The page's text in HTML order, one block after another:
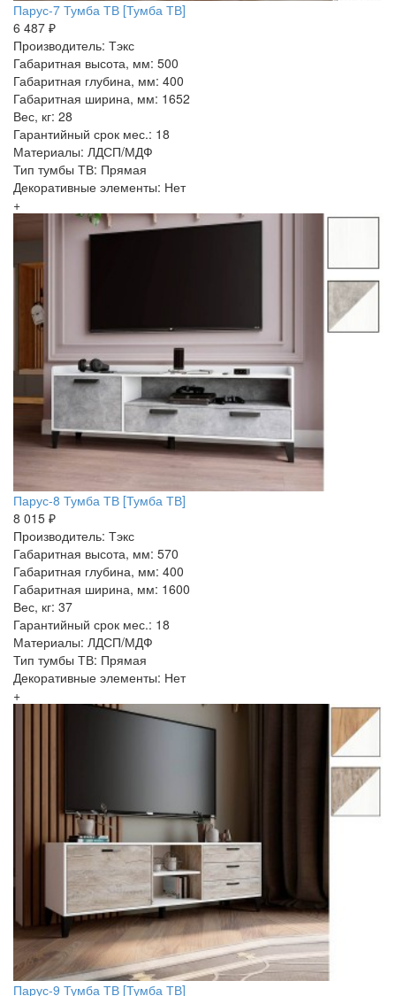
Парус-7 Тумба ТВ [Тумба ТВ]
6 487 ₽
Производитель: Тэкс
Габаритная высота, мм: 500
Габаритная глубина, мм: 400
Габаритная ширина, мм: 1652
Вес, кг: 28
Гарантийный срок мес.: 18
Материалы: ЛДСП/МДФ
Тип тумбы ТВ: Прямая
Декоративные элементы: Нет
+
Парус-8 Тумба ТВ [Тумба ТВ]
8 015 ₽
Производитель: Тэкс
Габаритная высота, мм: 570
Габаритная глубина, мм: 400
Габаритная ширина, мм: 1600
Вес, кг: 37
Гарантийный срок мес.: 18
Материалы: ЛДСП/МДФ
Тип тумбы ТВ: Прямая
Декоративные элементы: Нет
+
Парус-9 Тумба ТВ [Тумба ТВ]